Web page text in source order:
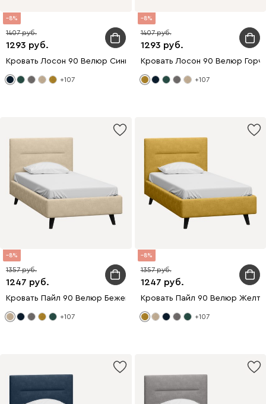
8
1293
1407
Кровать Лосон 90 Велюр Синий
+107
8
1293
1407
Кровать Лосон 90 Велюр
+107
8
1247
1357
Кровать Пайл 90 Велюр Бежевый
+107
8
1247
1357
Кровать Пайл 90 Велюр
+107